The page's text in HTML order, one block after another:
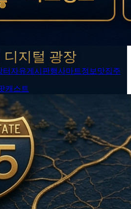
디지털 광장
터 자유게시판행사마트정보 맛집주
캐스트